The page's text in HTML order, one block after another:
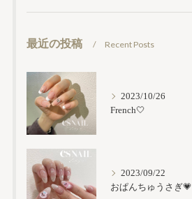
最近の投稿 Recent Posts
2023/10/26
French🤍
2023/09/22
おぱんちゅうさぎ💗